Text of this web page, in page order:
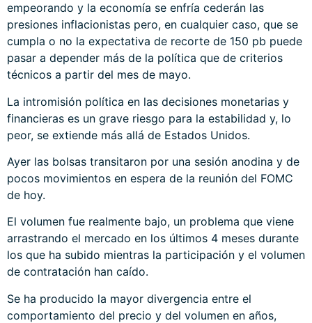
empeorando y la economía se enfría cederán las
presiones inflacionistas pero, en cualquier caso, que se
cumpla o no la expectativa de recorte de 150 pb puede
pasar a depender más de la política que de criterios
técnicos a partir del mes de mayo.
La intromisión política en las decisiones monetarias y
financieras es un grave riesgo para la estabilidad y, lo
peor, se extiende más allá de Estados Unidos.
Ayer las bolsas transitaron por una sesión anodina y de
pocos movimientos en espera de la reunión del FOMC
de hoy.
El volumen fue realmente bajo, un problema que viene
arrastrando el mercado en los últimos 4 meses durante
los que ha subido mientras la participación y el volumen
de contratación han caído.
Se ha producido la mayor divergencia entre el
comportamiento del precio y del volumen en años,